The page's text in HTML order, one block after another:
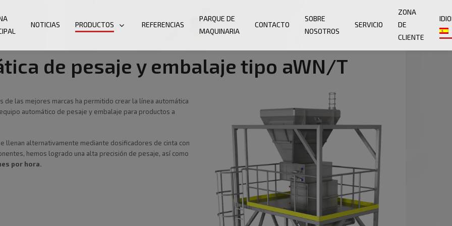
NOTICIAS PRODUCTOS REFERENCIAS
PARQUE DE
MAQUINARIA
CONTACTO
SOBRE
NOSOTROS
SERVICIO
ZONA
DE
CLIENTE
de pesaje y embalaje tipo aWN/T
las mejores marcas ha permitido crear la línea automática
automático de pesaje y embalaje para productos a
llenan alternativamente mediante dosificadores de cinta con
hemos logrado una alta precisión de pesaje, así como
por hora.